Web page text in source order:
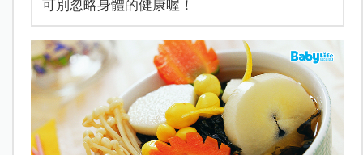
可別忽略身體的健康喔！